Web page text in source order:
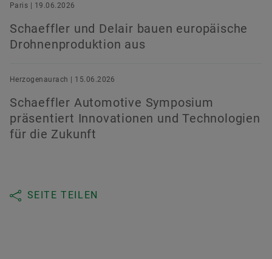
Paris | 19.06.2026
Schaeffler und Delair bauen europäische
Drohnenproduktion aus
Herzogenaurach | 15.06.2026
Schaeffler Automotive Symposium
präsentiert Innovationen und Technologien
für die Zukunft
SEITE TEILEN